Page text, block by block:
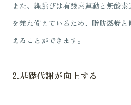
また、縄跳びは有酸素運動と無酸素
を兼ね備えているため、 脂肪燃焼と
えることができます。
2.基礎代謝が向上する